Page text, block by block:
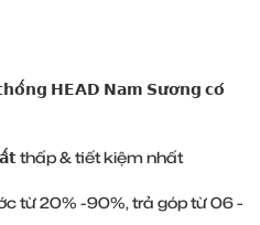
𝘁𝗵𝗼̂́𝗻𝗴 𝗛𝗘𝗔𝗗 𝗡𝗮𝗺 𝗦𝘂̛𝗼̛𝗻𝗴 𝗰𝗼́
thấp & tiết kiệm nhất
từ 20% -90%, trả góp từ 06 -